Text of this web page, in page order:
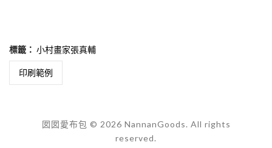
標籤： 小村畫家張真輔
印刷範例
囡囡愛布包 © 2026 NannanGoods. All rights
reserved.